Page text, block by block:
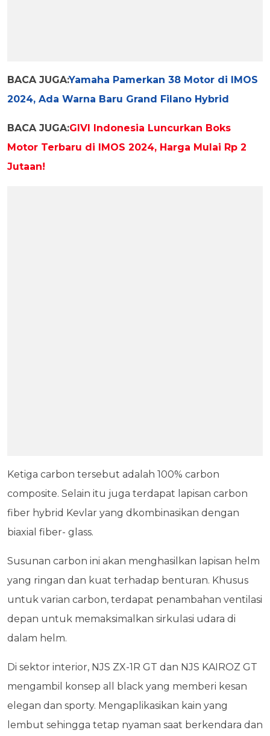
BACA JUGA:Yamaha Pamerkan 38 Motor di IMOS
2024, Ada Warna Baru Grand Filano Hybrid
BACA JUGA:GIVI Indonesia Luncurkan Boks
Motor Terbaru di IMOS 2024, Harga Mulai Rp 2
Jutaan!
Ketiga carbon tersebut adalah 100% carbon
composite. Selain itu juga terdapat lapisan carbon
fiber hybrid Kevlar yang dkombinasikan dengan
biaxial fiber- glass.
Susunan carbon ini akan menghasilkan lapisan helm
yang ringan dan kuat terhadap benturan. Khusus
untuk varian carbon, terdapat penambahan ventilasi
depan untuk memaksimalkan sirkulasi udara di
dalam helm.
Di sektor interior, NJS ZX-1R GT dan NJS KAIROZ GT
mengambil konsep all black yang memberi kesan
elegan dan sporty. Mengaplikasikan kain yang
lembut sehingga tetap nyaman saat berkendara dan